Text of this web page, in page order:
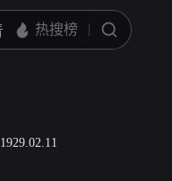
1929.02.11